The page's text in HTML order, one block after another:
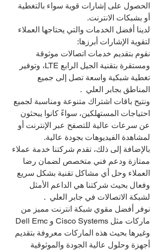
الحصول على إشارات قوية سواء بالتغطية
أو بشبكات الانترنت.
لدينا أفضل الخدمات والتي يحتاجها العملاء
لتقوية الإشارات أبرزها:
نقوم بتقديم خدمات اتصالات موثوقة
ومستقرة بتقنية الجيل الرابع LTE، وتوفير
تغطية شبكية واسعة تصل إلى جميع
المناطق بجابر العلي  .
ونتيح باقات اشتراك متنوعة ومناسبة لجميع
احتياجات المستهلكين، سواءً كانوا يبحثون
عن سرعات عالية للتصفح عبر الإنترنت أو
لمشاهدة الفيديوهات بجودة عالية.
بالإضافة إلى ذلك، تقدم شركتنا خدمة عملاء
ممتازة ودعم فني متخصص لضمان رضا
العملاء وحل أي مشاكل تقنية بشكل سريع
وفعال بحيث شركتنا هي الداعم الأمثل
لشبكة الاتصالات في جابر العلي  .
نوفر أفضل مقوي شبكة انترنت مميز من
وغيرها بحيث هذه الماركات معروفة بتقديم
أجهزة وحلول عالية الجودة والموثوقية